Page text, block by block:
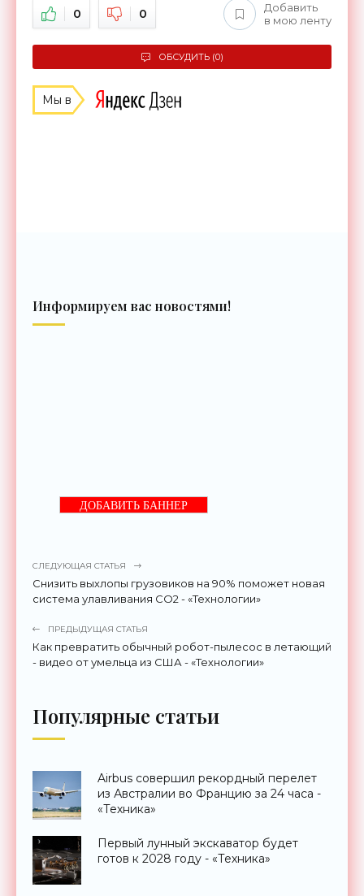
0 0
Добавить
в мою ленту
ОБСУДИТЬ (0)
Мы в
Информируем вас новостями!
ДОБАВИТЬ БАННЕР
СЛЕДУЮЩАЯ СТАТЬЯ
Снизить выхлопы грузовиков на 90% поможет новая
система улавливания CO2 - «Технологии»
ПРЕДЫДУЩАЯ СТАТЬЯ
Как превратить обычный робот-пылесос в летающий
- видео от умельца из США - «Технологии»
Популярные статьи
Airbus совершил рекордный перелет
из Австралии во Францию за 24 часа -
«Техника»
Первый лунный экскаватор будет
готов к 2028 году - «Техника»